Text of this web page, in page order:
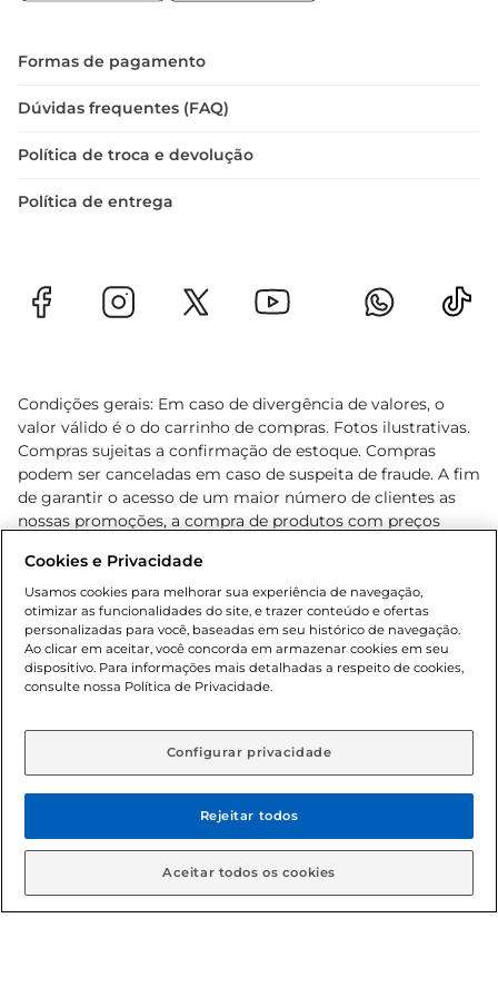
Formas de pagamento
Dúvidas frequentes (FAQ)
Política de troca e devolução
Política de entrega
Condições gerais: Em caso de divergência de valores, o
valor válido é o do carrinho de compras. Fotos ilustrativas.
Compras sujeitas a confirmação de estoque. Compras
podem ser canceladas em caso de suspeita de fraude. A fim
de garantir o acesso de um maior número de clientes as
nossas promoções, a compra de produtos com preços
cliente. Os preços, ofertas e condições são exclusivos para
o e-commerce e válidos durante o dia de hoje, podendo
sofrer alterações sem prévia notificação. Proibida a venda
de bebidas alcoólicas para menores de 18 anos, conforme
Lei n.º 8069/90, art. 81, inciso II (Estatuto da Criança e do
Adolescente). Preços e condições exclusivos para o
aviso prévio. O valor mínimo para as compras on-line é de
© 2026 Copyright. Todos os direitos
reservados Gbarbosa.
Cookies e Privacidade
Usamos cookies para melhorar sua experiência de navegação,
otimizar as funcionalidades do site, e trazer conteúdo e ofertas
personalizadas para você, baseadas em seu histórico de navegação.
Ao clicar em aceitar, você concorda em armazenar cookies em seu
dispositivo. Para informações mais detalhadas a respeito de cookies,
consulte nossa Política de Privacidade.
Configurar privacidade
Rejeitar todos
Aceitar todos os cookies